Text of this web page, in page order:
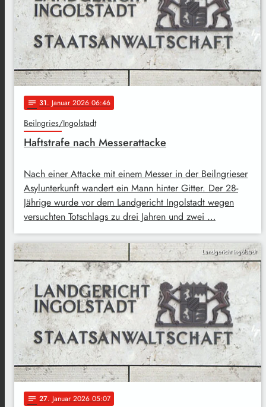
notes 31. Januar 2026 06:46
Beilngries/Ingolstadt
Haftstrafe nach Messerattacke
Nach einer Attacke mit einem Messer in der Beilngrieser
Asylunterkunft wandert ein Mann hinter Gitter. Der 28-
Jährige wurde vor dem Landgericht Ingolstadt wegen
versuchten Totschlags zu drei Jahren und zwei …
Landgericht Ingolstadt
notes 27. Januar 2026 05:07